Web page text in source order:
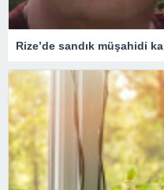
Rize’de sandık müşahidi